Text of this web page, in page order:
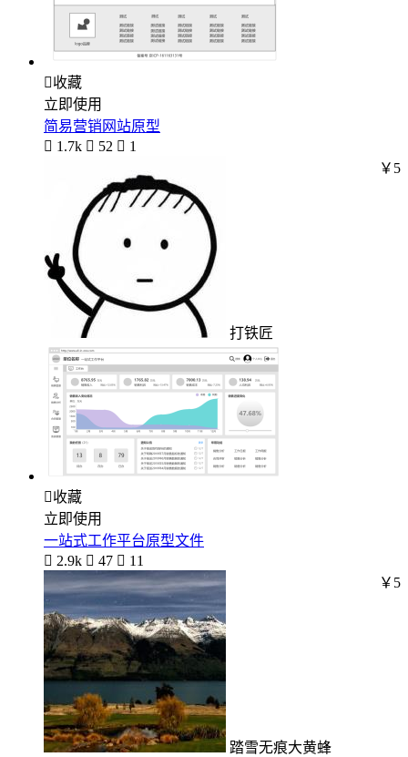
收藏
立即使用
简易营销网站原型
 1.7k  52  1
打铁匠
￥5
收藏
立即使用
一站式工作平台原型文件
 2.9k  47  11
踏雪无痕大黄蜂
￥5